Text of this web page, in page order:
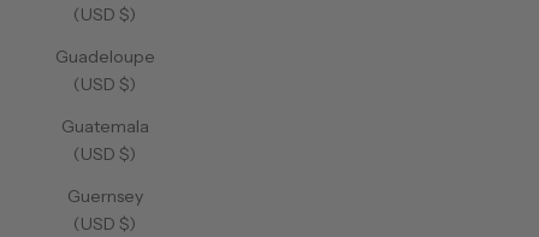
(USD $)
Guadeloupe
(USD $)
Guatemala
(USD $)
Guernsey
(USD $)